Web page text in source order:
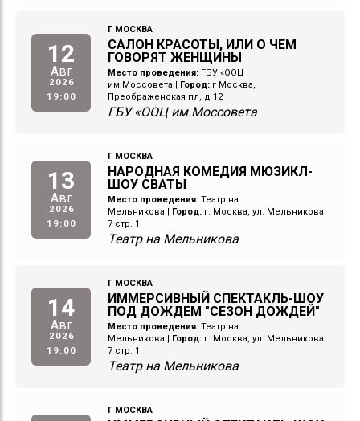
12
Авг
2026
19:00
Г МОСКВА
САЛОН КРАСОТЫ, ИЛИ О ЧЕМ
ГОВОРЯТ ЖЕНЩИНЫ
Место проведения: ГБУ «ООЦ
им.Моссовета | Город: г Москва,
Преображенская пл, д 12
ГБУ «ООЦ им.Моссовета
13
Авг
2026
19:00
Г МОСКВА
НАРОДНАЯ КОМЕДИЯ МЮЗИКЛ-
ШОУ СВАТЫ
Место проведения: Театр на
Мельникова | Город: г. Москва, ул. Мельникова
7 стр. 1
Театр на Мельникова
14
Авг
2026
19:00
Г МОСКВА
ИММЕРСИВНЫЙ СПЕКТАКЛЬ-ШОУ
ПОД ДОЖДЕМ "СЕЗОН ДОЖДЕЙ"
Место проведения: Театр на
Мельникова | Город: г. Москва, ул. Мельникова
7 стр. 1
Театр на Мельникова
Г МОСКВА